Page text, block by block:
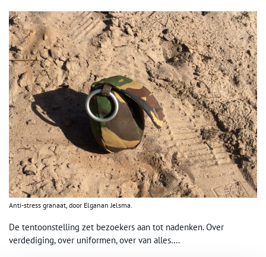
Anti-stress granaat, door Elganan Jelsma.
De tentoonstelling zet bezoekers aan tot nadenken. Over
verdediging, over uniformen, over van alles….